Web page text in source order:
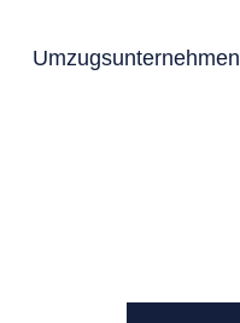
Umzugsunternehmen